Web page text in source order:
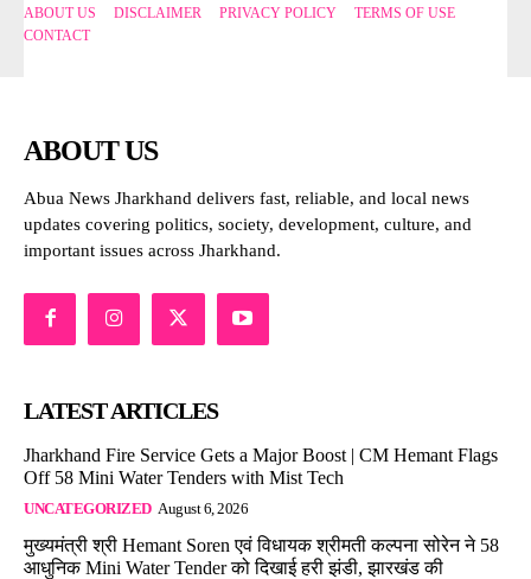
ABOUT US DISCLAIMER PRIVACY POLICY
TERMS OF USE
CONTACT
ABOUT US
Abua News Jharkhand delivers fast, reliable, and local news
updates covering politics, society, development, culture, and
important issues across Jharkhand.
LATEST ARTICLES
Jharkhand Fire Service Gets a Major Boost | CM Hemant Flags
Off 58 Mini Water Tenders with Mist Tech
UNCATEGORIZED August 6, 2026
मुख्यमंत्री श्री Hemant Soren एवं विधायक श्रीमती कल्पना सोरेन ने 58
आधुनिक Mini Water Tender को दिखाई हरी झंडी, झारखंड की